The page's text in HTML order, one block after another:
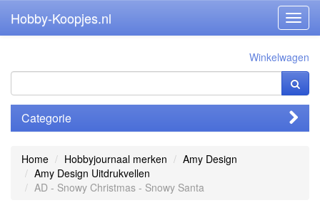
Hobby-Koopjes.nl
Winkelwagen
Categorie
Home Hobbyjournaal merken
Amy Design
Amy Design Uitdrukvellen
AD - Snowy Christmas - Snowy Santa